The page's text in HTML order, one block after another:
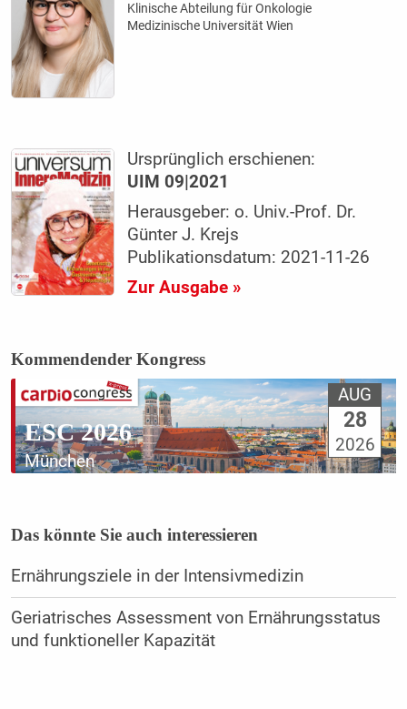
Klinische Abteilung für Onkologie
Medizinische Universität Wien
Ursprünglich erschienen:
UIM 09|2021
Herausgeber: o. Univ.-Prof. Dr.
Günter J. Krejs
Publikationsdatum: 2021-11-26
Zur Ausgabe »
Kommendender Kongress
ESC 2026
München
AUG
28
2026
Das könnte Sie auch interessieren
Ernährungsziele in der Intensivmedizin
Geriatrisches Assessment von Ernährungsstatus
und funktioneller Kapazität